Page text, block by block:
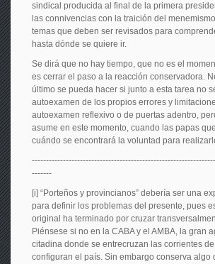
sindical producida al final de la primera
las connivencias con la traición del
temas que deben ser revisados para
hasta dónde se quiere ir.
Se dirá que no hay tiempo, que no es el
es cerrar el paso a la reacción conservadora.
último se pueda hacer si junto a esta tarea no
autoexamen de los propios errores y
autoexamen reflexivo o de puertas adentro,
asume en este momento, cuando las papas
cuándo se encontrará la voluntad para
-------
[i] “Porteños y provincianos” debería ser una
para definir los problemas del presente, pues
original ha terminado por cruzar
Piénsese si no en la CABA y el AMBA, la gran
citadina donde se entrecruzan las corrientes
configuran el país. Sin embargo conserva algo